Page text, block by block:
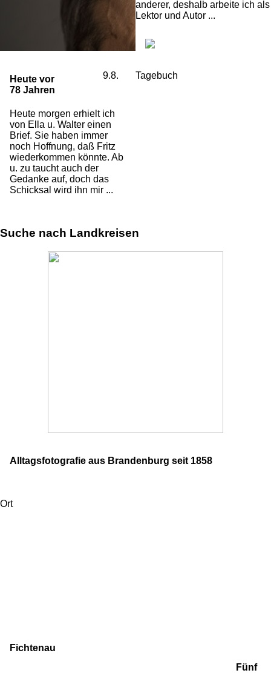
anderer, deshalb arbeite ich als
Lektor und Autor ...
Heute vor
78 Jahren
9.8.
Heute morgen erhielt ich
von Ella u. Walter einen
Brief. Sie haben immer
noch Hoffnung, daß Fritz
wiederkommen könnte. Ab
u. zu taucht auch der
Gedanke auf, doch das
Schicksal wird ihn mir ...
Tagebuch
Suche nach Landkreisen
Alltagsfotografie aus Brandenburg seit 1858
Ort
Fichtenau
Fünf